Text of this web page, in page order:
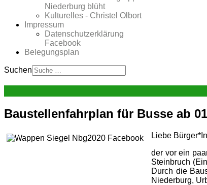
Niederburg blüht
Kulturelles - Christel Olbort
Impressum
Datenschutzerklärung
Facebook
Belegungsplan
Suchen
Baustellenfahrplan für Busse ab
Liebe
der vor ein
Steinbruch
Durch die
Niederburg,